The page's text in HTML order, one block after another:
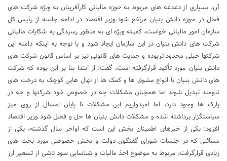
آن، بسیاری از دغدغه های مربوط به حوزه مالیاتی کارآفرینان به ویژه شرکت های
فعال در حوزه دانش بنیان مرتفع شود.وزیر اقتصاد در ادامه جلسه از رئیس کل
سازمان امور مالیاتی خواست، کمیته ویژه ای به منظور رسیدگی به شکایات مالیاتی
شرکت های دانش بنیان در این سازمان ایجاد شود و با توجه به اینکه دامنه این
شرکتها خیلی محدود تربوده و حمایت های قانونی نیز بر اساس قانون شرکت های
دانش بنیان مورد تأکید قرارگرفته است، گفت: از ابتدا بنا بر این بوده که شرکت
های دانش بنیان با انواع مشوق ها و کمک ها از نهال هایی کوچک به درخت های
تنومند تبدیل شوند اما همچنان مشکلات چه در خصوص خود شرکتها و چه در
پارک ها وجود دارد، اما امیدواریم این مشکلات تا پایان امسال از روی میز
سیاستگزار برداشته شده و مشکلات دانش بنیان ها حل و فصل شود.وزیر اقتصاد
افزود: یکی از خبرهای اطمینان بخش این است که اواخر سال گذشته، یکی از
مسائلی که در جلسات شورای گفتگوی دولت و بخش خصوصی مورد بحث های
زیادی قرارگرفت، مربوط به موضوع اخذ مالیات و شناسایی سود ناشی از تسعیر ارز